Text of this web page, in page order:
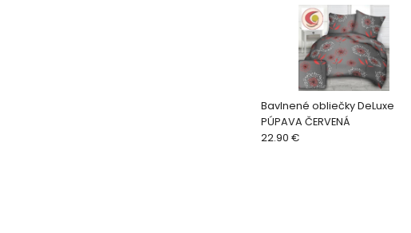
Bavlnené obliečky DeLuxe
PÚPAVA ČERVENÁ
22.90 €